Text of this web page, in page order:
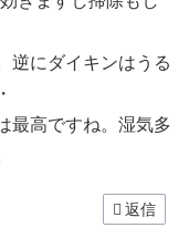
逆にダイキンはうる
最高ですね。湿気多
返信